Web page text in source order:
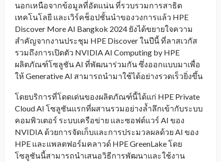
นอกเหนือจากข้อมูลที่อัดแน่น ที่รวบรวมการสาธิต
เทคโนโลยี และเวิร์คช็อปชั้นนำของวงการแล้ว HPE
Discover More AI Bangkok 2024 ยังได้ขยายใจความ
สำคัญจากงานประชุม HPE Discover ในปีนี้ ที่ลาสเวกัส
รวมถึงการเปิดตัว NVIDIA AI Computing by HPE
ผลิตภัณฑ์โซลูชัน AI ที่พัฒนาร่วมกัน ซึ่งออกแบบมาเพื่อ
ให้ Generative AI สามารถนำมาใช้ได้อย่างรวดเร็วยิ่งขึ้น
โดยบริการที่โดดเด่นของผลิตภัณฑ์นี้ได้แก่ HPE Private
Cloud AI โซลูชันแรกที่ผสานรวมอย่างล้ำลึกเข้ากับระบบ
คอมพิวเตอร์ ระบบเครือข่าย และซอฟต์แวร์ AI ของ
NVIDIA ด้วยการจัดเก็บและการประมวลผลด้วย AI ของ
HPE และแพลตฟอร์มคลาวด์ HPE GreenLake โดย
โซลูชันนี้สามารถนำเสนอวิธีการพัฒนาและใช้งาน